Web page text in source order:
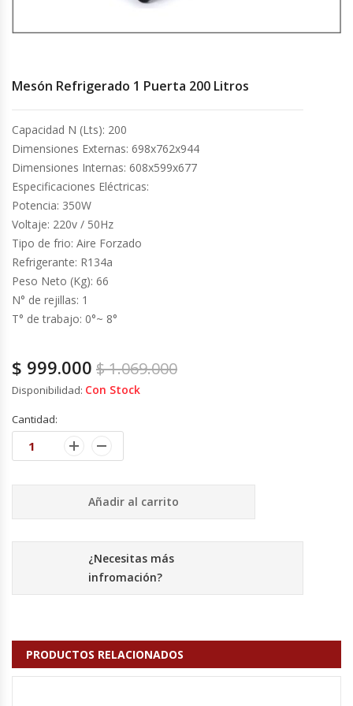
Cocinas Industriales
Congeladoras Tapa Dura
Congeladores Verticales
Coolers / Visicoolers
Cortadoras De Fiambre
Cortadoras De Huesos
Dispensadores De Salsas
Embutidoras
Exhibidoras De Productos Calientes
Expendedoras De Jugo
Exprimidor De Naranjas
Exprimidoras De Cítricos
Extractoras De Jugos
Mesón Refrigerado 1 Puerta 200 Litros
Capacidad N (Lts): 200
Dimensiones Externas: 698x762x944
Dimensiones Internas: 608x599x677
Especificaciones Eléctricas:
Potencia: 350W
Voltaje: 220v / 50Hz
Tipo de frio: Aire Forzado
Refrigerante: R134a
Peso Neto (Kg): 66
N° de rejillas: 1
T° de trabajo: 0°~ 8°
$1.069.000
$ 999.000
Disponibilidad: Con Stock
Cantidad:
Añadir al carrito
¿Necesitas más
infromación?
PRODUCTOS RELACIONADOS